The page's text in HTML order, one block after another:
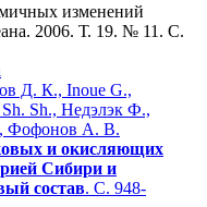
изменений
2006. Т. 19. № 11. С.
Д. К., Inoue G.,
Sh., Недэлэк Ф.,
Фофонов А. В.
и окисляющих
Сибири и
состав. С. 948-